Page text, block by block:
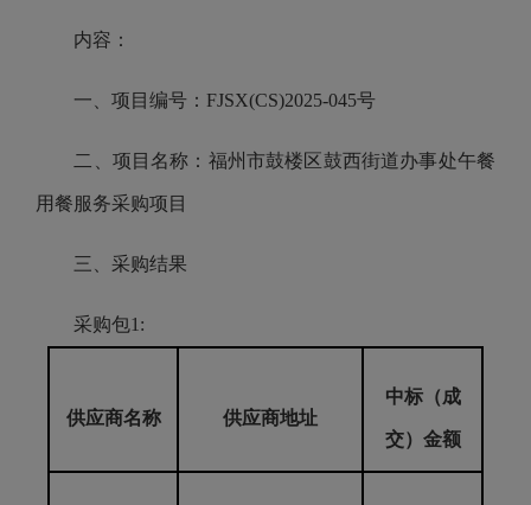
内容：
一、项目编号：FJSX(CS)2025-045号
二、项目名称：福州市鼓楼区鼓西街道办事处午餐
用餐服务采购项目
三、采购结果
采购包1:
供应商名称 供应商地址
中标（成
交）金额